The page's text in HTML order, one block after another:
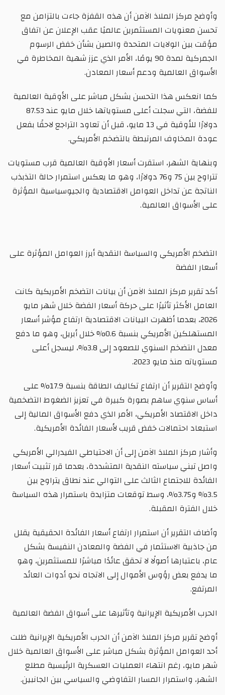
وأوضح مركز الملاذ الآمن أن هذه القفزة جاءت بالتزامن مع
تحسن معنويات المستثمرين عالميًا عقب الإعلان عن اتفاق
مؤقت بين الولايات المتحدة والصين بشأن خفض الرسوم
الجمركية لمدة 90 يومًا، الأمر الذي عزز شهية المخاطرة في
الأسواق العالمية ودعم أسعار المعادن.
كما انعكس هذا التحسن بشكل مباشر على الأوقية العالمية
للفضة، التي سجلت أعلى مستوياتها خلال مايو عند 87.53
دولارًا للأوقية في 13 مايو، قبل أن تعاود التراجع لاحقًا بفعل
عودة المخاوف المرتبطة بالتضخم الأمريكي.
وبنهاية الشهر، استقرت أسعار الأوقية العالمية قرب مستويات
تتراوح بين 75 و76 دولارًا، وهو ما يعكس استمرار حالة التذبذب
الناتجة عن تداخل العوامل الاقتصادية والجيوسياسية المؤثرة
على الأسواق العالمية.
التضخم الأمريكي والسياسة النقدية أبرز العوامل المؤثرة على
أسعار الفضة
أكد تقرير مركز الملاذ الآمن أن بيانات التضخم الأمريكية كانت
العامل الأكثر تأثيرًا على حركة أسعار الفضة خلال شهر مايو
2026، بعدما أظهرت البيانات الاقتصادية ارتفاع مؤشر أسعار
المستهلكين الأمريكي بنسبة 0.6% خلال أبريل، وهو ما دفع
معدل التضخم السنوي للصعود إلى 3.8%، ليسجل أعلى
مستوياته منذ مايو 2023.
وأوضح التقرير أن ارتفاع تكاليف الطاقة بنسبة 17.9% على
أساس سنوي ساهم بصورة كبيرة في تعزيز الضغوط التضخمية
داخل الاقتصاد الأمريكي، الأمر الذي دفع الأسواق المالية إلى
استبعاد احتمالات خفض قريب لأسعار الفائدة الأمريكية.
وأشار مركز الملاذ الآمن إلى أن الاحتياطي الفيدرالي الأمريكي
واصل تبني سياسته النقدية المتشددة، بعدما قرر تثبيت أسعار
الفائدة للاجتماع الثالث على التوالي عند نطاق يتراوح بين
3.5% و3.75%، وسط توقعات متزايدة باستمرار هذه السياسة
خلال الفترة المقبلة.
وأضاف التقرير أن استمرار ارتفاع أسعار الفائدة الحقيقية يقلل
من جاذبية الاستثمار في الفضة والمعادن النفيسة بشكل
عام، باعتبارها أصولًا لا تحقق عائدًا مباشرًا للمستثمرين، وهو
ما يدفع بعض رؤوس الأموال إلى الاتجاه نحو أدوات العائد
المرتفع.
الحرب الأمريكية الإيرانية وتأثيرها على أسواق الفضة العالمية
أوضح تقرير مركز الملاذ الآمن أن الحرب الأمريكية الإيرانية ظلت
أحد العوامل المؤثرة بشكل مباشر على الأسواق العالمية خلال
شهر مايو، رغم انتهاء العمليات العسكرية الرئيسية مطلع
الشهر، واستمرار المسار التفاوضي والسياسي بين الجانبين.